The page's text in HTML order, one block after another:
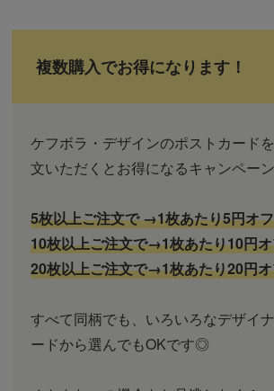
複数購入でお得になります！
ケフボラ・デザインのポストカード
文いただくとお得になるキャンペー
5枚以上ご注文で →1枚あたり5円オ
10枚以上ご注文で→1枚あたり10円
20枚以上ご注文で→1枚あたり20円
すべて同柄でも、いろいろなデザイ
ードから選んでもOKです◎